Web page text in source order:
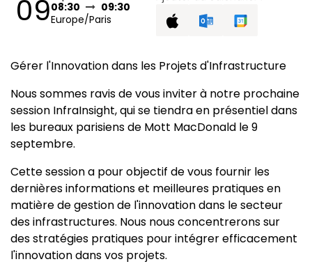
0908:30
09:30
Europe/Paris
Gérer l'Innovation dans les Projets d'Infrastructure
Nous sommes ravis de vous inviter à notre prochaine
session InfraInsight, qui se tiendra en présentiel dans
les bureaux parisiens de Mott MacDonald le 9
septembre.
Cette session a pour objectif de vous fournir les
dernières informations et meilleures pratiques en
matière de gestion de l'innovation dans le secteur
des infrastructures. Nous nous concentrerons sur
des stratégies pratiques pour intégrer efficacement
l'innovation dans vos projets.